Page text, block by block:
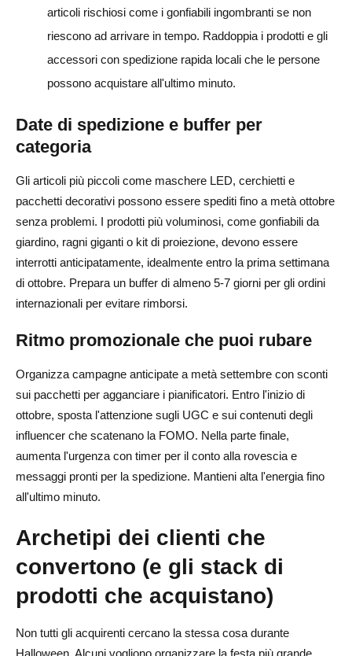
articoli rischiosi come i gonfiabili ingombranti se non
riescono ad arrivare in tempo. Raddoppia i prodotti e gli
accessori con spedizione rapida locali che le persone
possono acquistare all'ultimo minuto.
Date di spedizione e buffer per
categoria
Gli articoli più piccoli come maschere LED, cerchietti e
pacchetti decorativi possono essere spediti fino a metà ottobre
senza problemi. I prodotti più voluminosi, come gonfiabili da
giardino, ragni giganti o kit di proiezione, devono essere
interrotti anticipatamente, idealmente entro la prima settimana
di ottobre. Prepara un buffer di almeno 5-7 giorni per gli ordini
internazionali per evitare rimborsi.
Ritmo promozionale che puoi rubare
Organizza campagne anticipate a metà settembre con sconti
sui pacchetti per agganciare i pianificatori. Entro l'inizio di
ottobre, sposta l'attenzione sugli UGC e sui contenuti degli
influencer che scatenano la FOMO. Nella parte finale,
aumenta l'urgenza con timer per il conto alla rovescia e
messaggi pronti per la spedizione. Mantieni alta l'energia fino
all'ultimo minuto.
Archetipi dei clienti che
convertono (e gli stack di
prodotti che acquistano)
Non tutti gli acquirenti cercano la stessa cosa durante
Halloween. Alcuni vogliono organizzare la festa più grande